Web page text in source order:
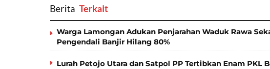
Berita ‎ Terkait
Warga Lamongan Adukan Penjarahan Waduk Rawa
Pengendali Banjir Hilang 80%
Lurah Petojo Utara dan Satpol PP Tertibkan Enam PKL